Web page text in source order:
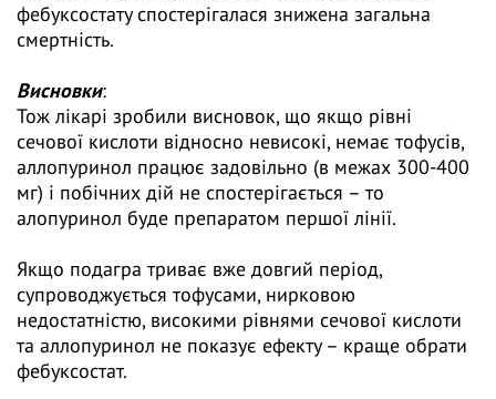
фебуксостату спостерігалася знижена загальна
смертність.
Висновки:
Тож лікарі зробили висновок, що якщо рівні
сечової кислоти відносно невисокі, немає тофусів,
аллопуринол працює задовільно (в межах 300-400
мг) і побічних дій не спостерігається – то
алопуринол буде препаратом першої лінії.
Якщо подагра триває вже довгий період,
супроводжується тофусами, нирковою
недостатністю, високими рівнями сечової кислоти
та аллопуринол не показує ефекту – краще обрати
фебуксостат.